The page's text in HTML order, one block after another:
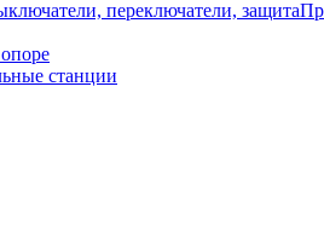
переключатели, защита
станции